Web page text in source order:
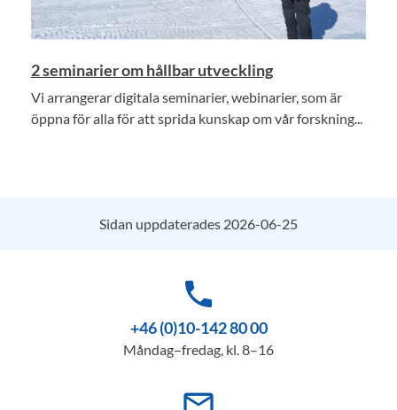
2 seminarier om hållbar utveckling
Vi arrangerar digitala seminarier, webinarier, som är
öppna för alla för att sprida kunskap om vår forskning...
Sidan uppdaterades 2026-06-25
phone
+46 (0)10-142 80 00
Måndag–fredag, kl. 8–16